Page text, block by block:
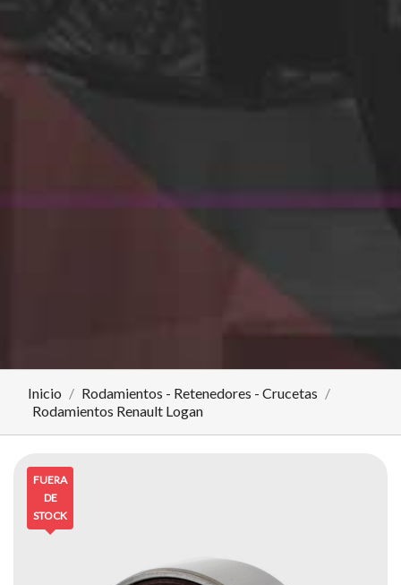
Inicio
Rodamientos - Retenedores - Crucetas
Rodamientos Renault Logan
FUERA
DE
STOCK